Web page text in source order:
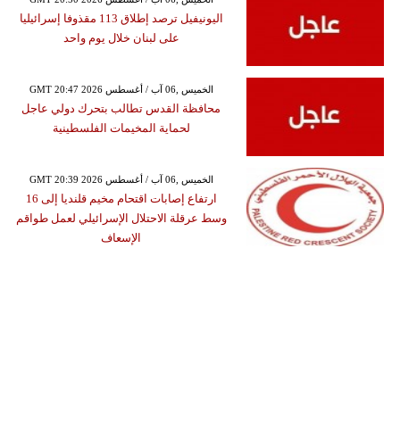
اليونيفيل ترصد إطلاق 113 مقذوفا إسرائيليا
على لبنان خلال يوم واحد
GMT 20:47 2026 الخميس ,06 آب / أغسطس
محافظة القدس تطالب بتحرك دولي عاجل
لحماية المخيمات الفلسطينية
GMT 20:39 2026 الخميس ,06 آب / أغسطس
ارتفاع إصابات اقتحام مخيم قلنديا إلى 16
وسط عرقلة الاحتلال الإسرائيلي لعمل طواقم
الإسعاف